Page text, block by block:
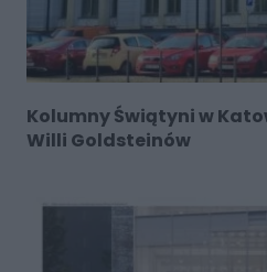
Kolumny Świątyni w
Willi Goldsteinów